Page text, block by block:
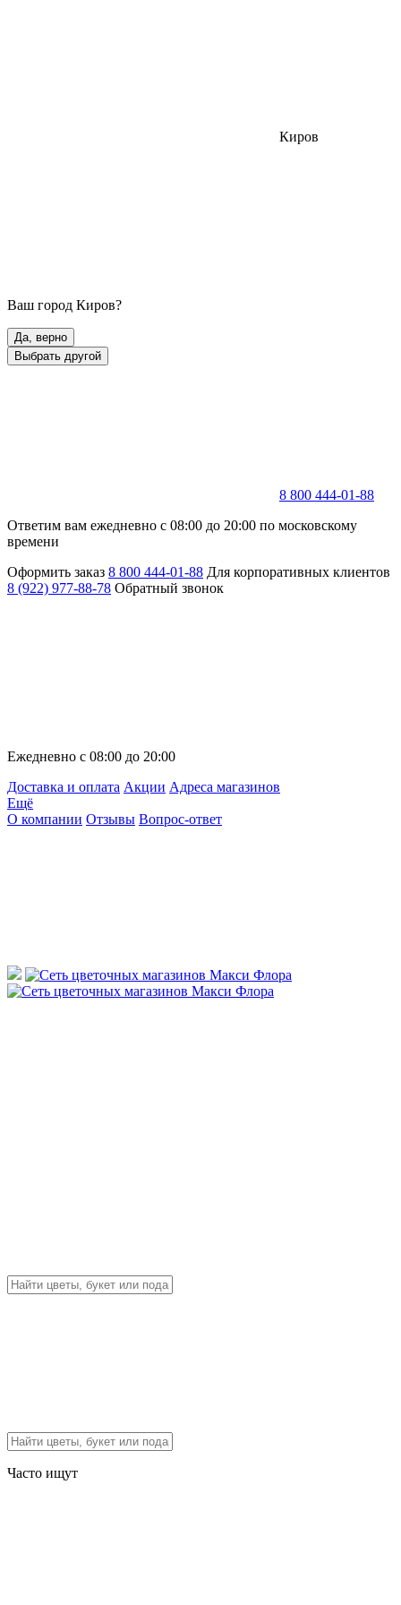
Киров
Ваш город Киров?
Да, верно
Выбрать другой
8 800 444-01-88
Ответим вам ежедневно с 08:00 до 20:00 по московскому
времени
Оформить заказ 8 800 444-01-88 Для корпоративных клиентов
8 (922) 977-88-78 Обратный звонок
Ежедневно с 08:00 до 20:00
Доставка и оплата Акции Адреса магазинов
Ещё
О компании Отзывы Вопрос-ответ
Часто ищут